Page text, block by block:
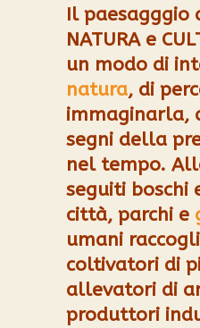
Il paesagggio
NATURA e
un modo di
natura, di
immaginarla,
segni della
nel tempo.
seguiti boschi
città, parchi e
umani
coltivatori di
allevatori di
produttori